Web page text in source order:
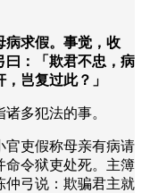
病求假。事觉，收
曰：「欺君不忠，病
岂复过此？」
多犯法的事。
官吏假称母亲有病请
命令狱吏处死。主簿
仲弓说：欺骗君主就